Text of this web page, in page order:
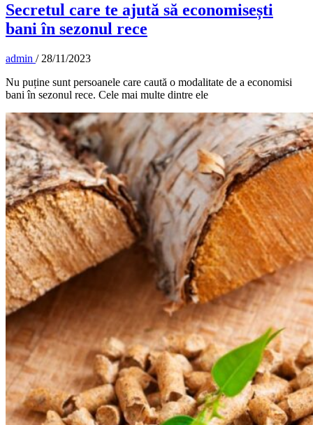
Secretul care te ajută să economisești
bani în sezonul rece
admin / 28/11/2023
Nu puține sunt persoanele care caută o modalitate de a economisi
bani în sezonul rece. Cele mai multe dintre ele